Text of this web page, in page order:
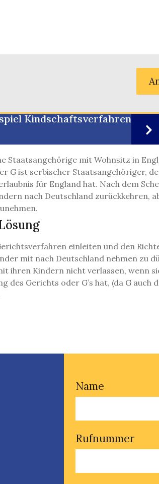
Kindschaftsverfahren
Staatsangehörige mit Wohnsitz in
G ist serbischer Staatsangehöriger,
für England hat. Nach dem
nach Deutschland zurückkehren,
einleiten und den
mit nach Deutschland nehmen zu
ihren Kindern nicht verlassen, wenn
des Gerichts oder G’s hat, (da G auch
Name
Rufnummer